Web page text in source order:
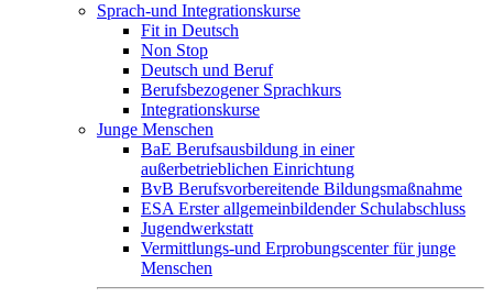
Sprach-und Integrationskurse
Fit in Deutsch
Non Stop
Deutsch und Beruf
Berufsbezogener Sprachkurs
Integrationskurse
Junge Menschen
BaE Berufsausbildung in einer
außerbetrieblichen Einrichtung
BvB Berufsvorbereitende Bildungsmaßnahme
ESA Erster allgemeinbildender Schulabschluss
Jugendwerkstatt
Vermittlungs-und Erprobungscenter für junge
Menschen